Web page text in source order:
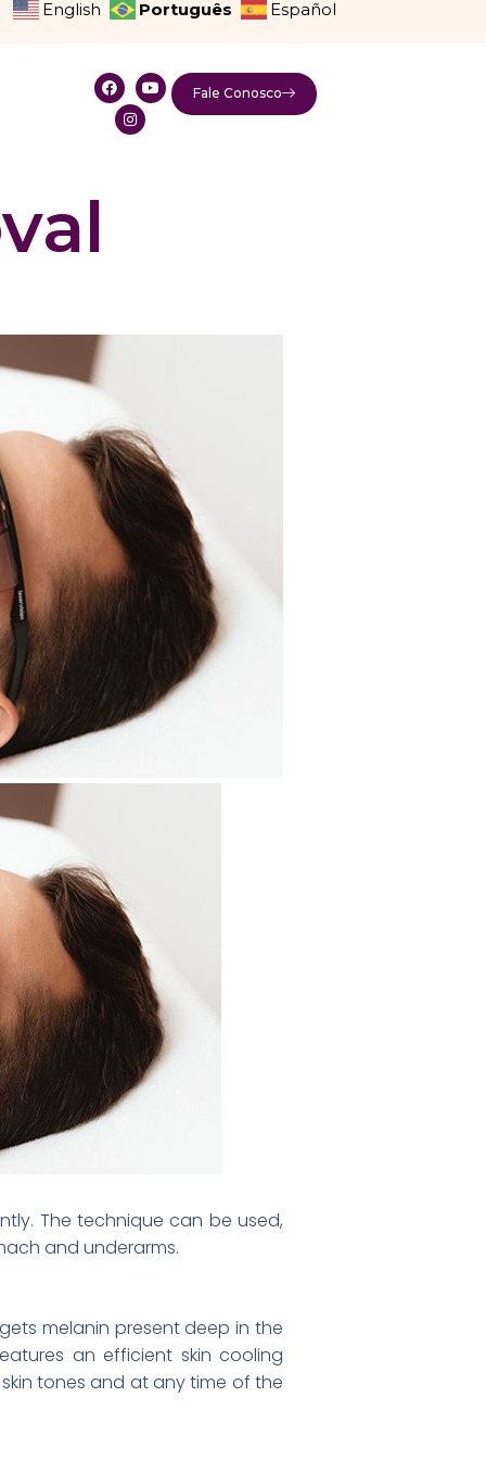
English Português Español
Fale Conosco
The technique can be used,
and underarms.
melanin present deep in the
an efficient skin cooling
tones and at any time of the